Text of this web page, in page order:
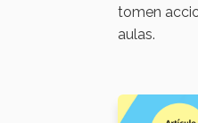
tomen
aulas.